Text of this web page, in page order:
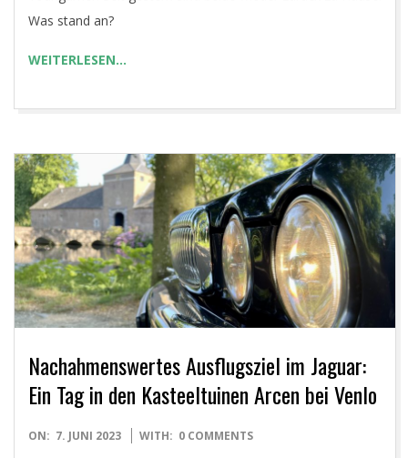
Was stand an?
WEITERLESEN…
Nachahmenswertes Ausflugsziel im Jaguar:
Ein Tag in den Kasteeltuinen Arcen bei Venlo
2023-
ON: 7. JUNI 2023 WITH: 0 COMMENTS